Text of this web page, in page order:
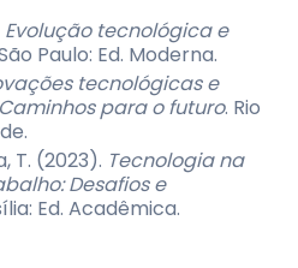
Evolução tecnológica e
Paulo: Ed. Moderna.
tecnológicas e
para o futuro. Rio
T. (2023). Tecnologia na
Desafios e
Ed. Acadêmica.